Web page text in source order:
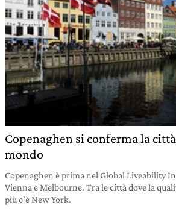
Copenaghen si conferma la
mondo
Copenaghen è prima nel Global Liveability
Vienna e Melbourne. Tra le città dove la
più c’è New York.